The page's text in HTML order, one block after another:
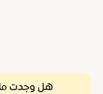
هل وجدت